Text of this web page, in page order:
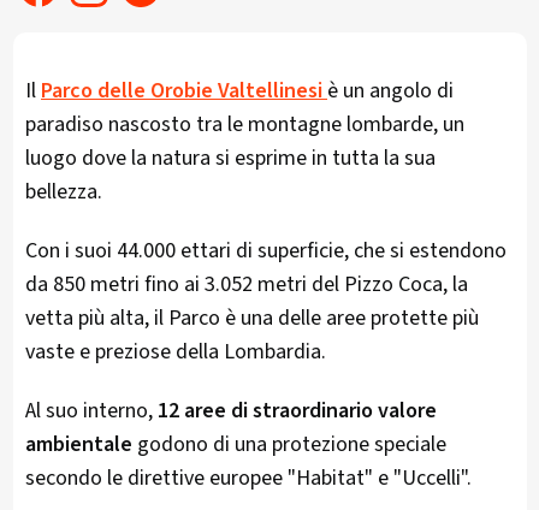
IlParco delle Orobie Valtellinesiè un angolo di
paradiso nascosto tra le montagne lombarde, un
luogo dove la natura si esprime in tutta la sua
bellezza.
Con i suoi 44.000 ettari di superficie, che si estendono
da 850 metri fino ai 3.052 metri del Pizzo Coca, la
vetta più alta, il Parco è una delle aree protette più
vaste e preziose della Lombardia.
Al suo interno, 12 aree di straordinario valore
ambientale godono di una protezione speciale
secondo le direttive europee "Habitat" e "Uccelli".